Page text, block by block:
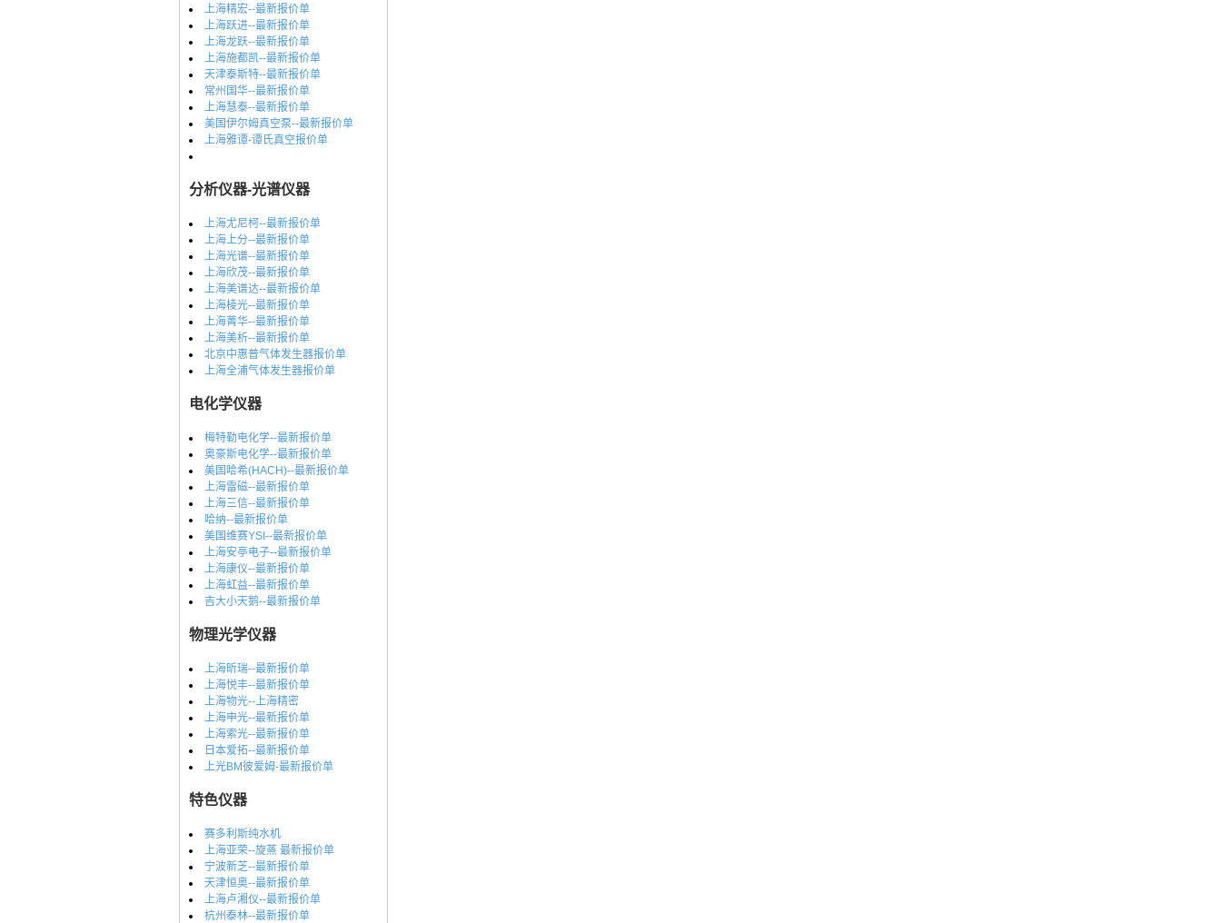
上海精宏--最新报价单
上海跃进--最新报价单
上海龙跃--最新报价单
上海施都凯--最新报价单
天津泰斯特--最新报价单
常州国华--最新报价单
上海慧泰--最新报价单
美国伊尔姆真空泵--最新报价单
上海雅谭-谭氏真空报价单
分析仪器-光谱仪器
上海尤尼柯--最新报价单
上海上分--最新报价单
上海光谱--最新报价单
上海欣茂--最新报价单
上海美谱达--最新报价单
上海棱光--最新报价单
上海菁华--最新报价单
上海美析--最新报价单
北京中惠普气体发生器报价单
上海全浦气体发生器报价单
电化学仪器
梅特勒电化学--最新报价单
奥豪斯电化学--最新报价单
美国哈希(HACH)--最新报价单
上海雷磁--最新报价单
上海三信--最新报价单
哈纳--最新报价单
美国维赛YSI--最新报价单
上海安亭电子--最新报价单
上海康仪--最新报价单
上海虹益--最新报价单
吉大小天鹅--最新报价单
物理光学仪器
上海昕瑞--最新报价单
上海悦丰--最新报价单
上海物光--上海精密
上海申光--最新报价单
上海索光--最新报价单
日本爱拓--最新报价单
上光BM彼爱姆-最新报价单
特色仪器
赛多利斯纯水机
上海亚荣--旋蒸 最新报价单
宁波新芝--最新报价单
天津恒奥--最新报价单
上海卢湘仪--最新报价单
杭州泰林--最新报价单